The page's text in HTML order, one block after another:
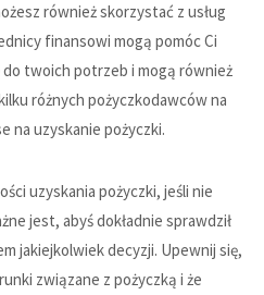
również skorzystać z usług
finansowi mogą pomóc Ci
twoich potrzeb i mogą również
różnych pożyczkodawców na
na uzyskanie pożyczki.
uzyskania pożyczki, jeśli nie
jest, abyś dokładnie sprawdził
jakiejkolwiek decyzji. Upewnij się,
związane z pożyczką i że